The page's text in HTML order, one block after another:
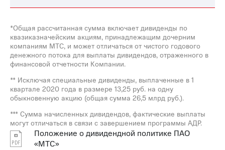
*Общая рассчитанная сумма включает дивиденды по
квазиказначейским акциям, принадлежащим дочерним
компаниям МТС, и может отличаться от чистого годового
денежного потока для выплаты дивидендов, отраженного в
финансовой отчетности Компании.
** Исключая специальные дивиденды, выплаченные в 1
квартале 2020 года в размере 13,25 руб. на одну
обыкновенную акцию (общая сумма 26,5 млрд руб.).
*** Сумма начисленных дивидендов, фактические выплаты
могут отличаться в связи с завершением программы АДР.
Положение о дивидендной политике ПАО
«МТС»